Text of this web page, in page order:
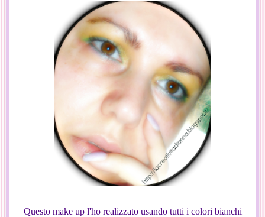
Questo make up l'ho realizzato usando tutti i colori bianchi